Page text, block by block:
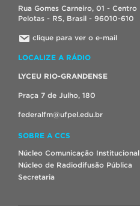
Rua Gomes Carneiro, 01 - Centro
Pelotas - RS, Brasil - 96010-610
clique para ver o e-mail
LOCALIZE A RÁDIO
LYCEU RIO-GRANDENSE
Praça 7 de Julho, 180
federalfm@ufpel.edu.br
SOBRE A CCS
Núcleo Comunicação Institucional
Núcleo de Radiodifusão Pública
Secretaria